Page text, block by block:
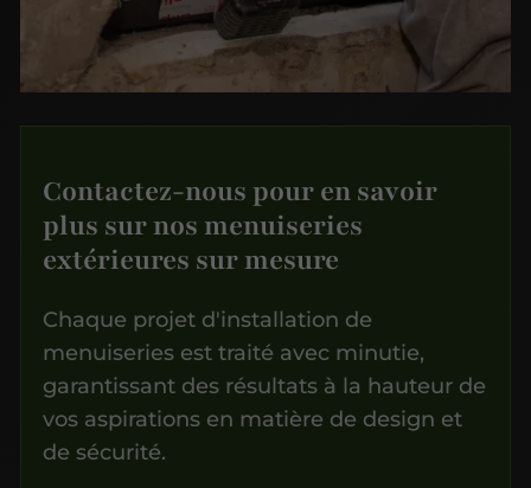
Contactez-nous pour en savoir
plus sur nos menuiseries
extérieures sur mesure
Chaque projet d'installation de
menuiseries est traité avec minutie,
garantissant des résultats à la hauteur de
vos aspirations en matière de design et
de sécurité.